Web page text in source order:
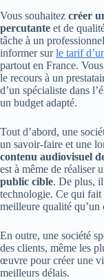
Vous souhaitez créer
percutante et de
tâche à un
informer surle tarif
partout en France.
le recours à un
d’un spécialiste dans
un budget adapté.
Tout d’abord, une
un savoir-faire et une
contenu audiovisuel
est à même de réaliser
public cible. De plus,
technologie. Ce qui
meilleure qualité qu’un
En outre, une société
des clients, même les
œuvre pour créer une
meilleurs délais.